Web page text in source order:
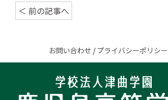
＜ 前の記事へ
お問い合わせ /プライバシーポリシー